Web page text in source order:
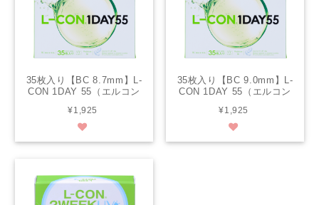
35枚入り【BC 8.7mm】L-
CON 1DAY 55（エルコン
¥1,925
35枚入り【BC 9.0mm】L-
CON 1DAY 55（エルコン
¥1,925